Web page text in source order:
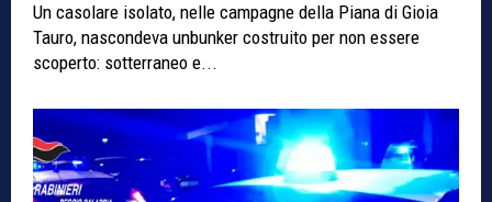
Un casolare isolato, nelle campagne della Piana di Gioia
Tauro, nascondeva unbunker costruito per non essere
scoperto: sotterraneo e...